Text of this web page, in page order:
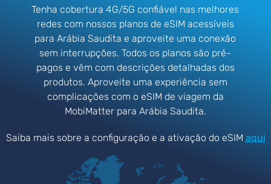
Tenha cobertura 4G/5G confiável nas melhores
redes com nossos planos de eSIM acessíveis
para Arábia Saudita e aproveite uma conexão
sem interrupções. Todos os planos são pré-
pagos e vêm com descrições detalhadas dos
produtos. Aproveite uma experiência sem
complicações com o eSIM de viagem da
MobiMatter para Arábia Saudita.
Saiba mais sobre a configuração e a ativação do eSIM aqui